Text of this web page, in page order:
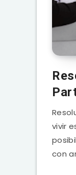
vivir
con